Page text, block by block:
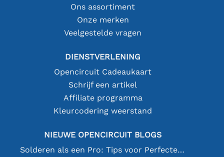
Ons assortiment
Onze merken
Veelgestelde vragen
DIENSTVERLENING
Opencircuit Cadeaukaart
Schrijf een artikel
Affiliate programma
Kleurcodering weerstand
NIEUWE OPENCIRCUIT BLOGS
Solderen als een Pro: Tips voor Perfecte Elektronische Verbindingen